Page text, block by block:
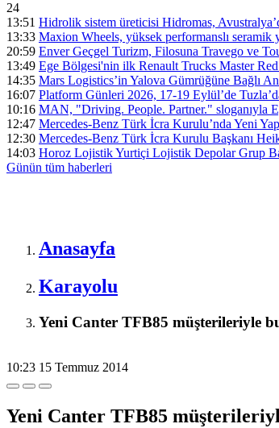
24
13:51 Hidrolik sistem üreticisi Hidromas,
13:33 Maxion Wheels, yüksek performanslı
20:59 Enver Geçgel Turizm, Filosuna Travego ve
13:49 Ege Bölgesi'nin ilk Renault Trucks Master
14:35 Mars Logistics’in Yalova Gümrüğüne Bağlı
16:07 Platform Günleri 2026, 17-19 Eylül’de
10:16 MAN, "Driving. People. Partner." sloganıyla
12:47 Mercedes-Benz Türk İcra Kurulu’nda Yeni
12:30 Mercedes-Benz Türk İcra Kurulu Başkanı
14:03 Horoz Lojistik Yurtiçi Lojistik Depolar Grup
Günün tüm haberleri
Anasayfa
Karayolu
Yeni Canter TFB85 müşterileriyle
10:23 15 Temmuz 2014
Yeni Canter TFB85